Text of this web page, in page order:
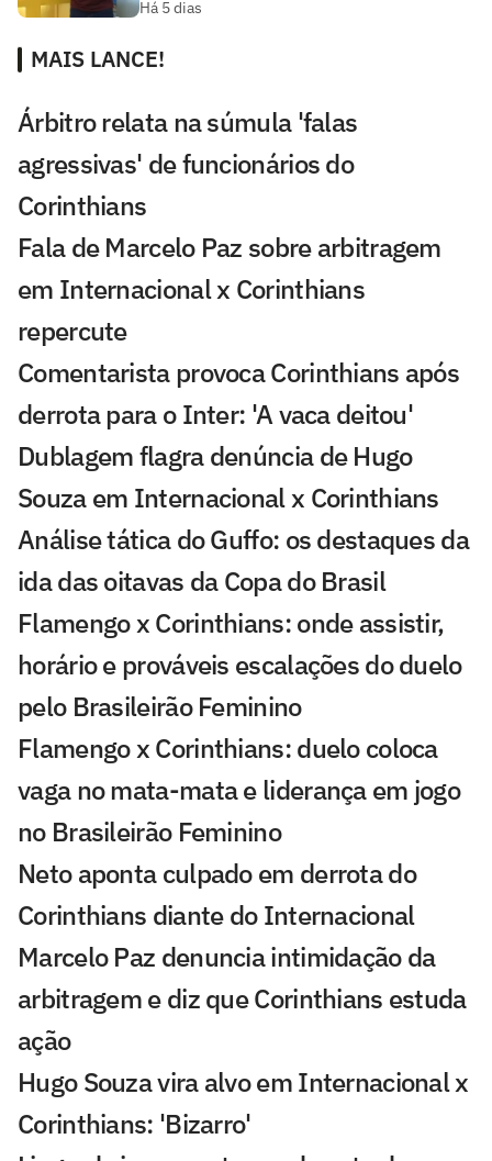
Há 5 dias
MAIS LANCE!
Árbitro relata na súmula 'falas
agressivas' de funcionários do
Corinthians
Fala de Marcelo Paz sobre arbitragem
em Internacional x Corinthians
repercute
Comentarista provoca Corinthians após
derrota para o Inter: 'A vaca deitou'
Dublagem flagra denúncia de Hugo
Souza em Internacional x Corinthians
Análise tática do Guffo: os destaques da
ida das oitavas da Copa do Brasil
Flamengo x Corinthians: onde assistir,
horário e prováveis escalações do duelo
pelo Brasileirão Feminino
Flamengo x Corinthians: duelo coloca
vaga no mata-mata e liderança em jogo
no Brasileirão Feminino
Neto aponta culpado em derrota do
Corinthians diante do Internacional
Marcelo Paz denuncia intimidação da
arbitragem e diz que Corinthians estuda
ação
Hugo Souza vira alvo em Internacional x
Corinthians: 'Bizarro'